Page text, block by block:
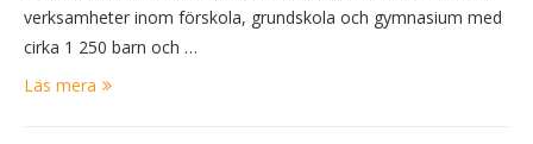
verksamheter inom förskola, grundskola och gymnasium med
cirka 1 250 barn och …
Läs mera